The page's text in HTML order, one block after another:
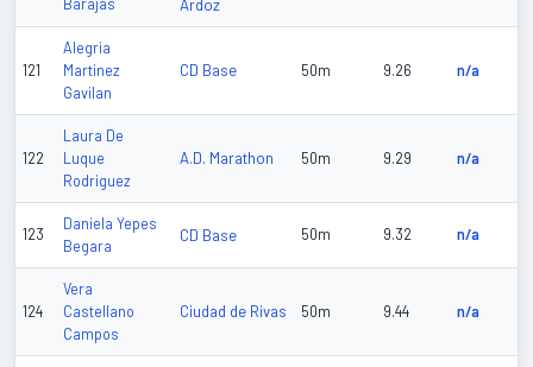
Barajas
Ardoz
121
Alegria
Martinez
Gavilan
CD Base 50m 9.26 n/a
122
Laura De
Luque
Rodriguez
A.D. Marathon 50m 9.29 n/a
123
Daniela Yepes
Begara
CD Base 50m 9.32 n/a
124
Vera
Castellano
Campos
Ciudad de Rivas 50m 9.44 n/a